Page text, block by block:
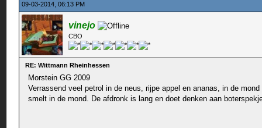
09-03-2014, 06:13 PM
vinejo
CBO
RE: Wittmann Rheinhessen
Morstein GG 2009
Verrassend veel petrol in de neus, rijpe appel en ananas, in de
smelt in de mond. De afdronk is lang en doet denken aan